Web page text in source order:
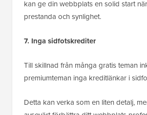
kan ge din webbplats en solid start
prestanda och synlighet.
7. Inga sidfotskrediter
Till skillnad från många gratis teman
premiumteman inga kreditlänkar i
Detta kan verka som en liten detalj,